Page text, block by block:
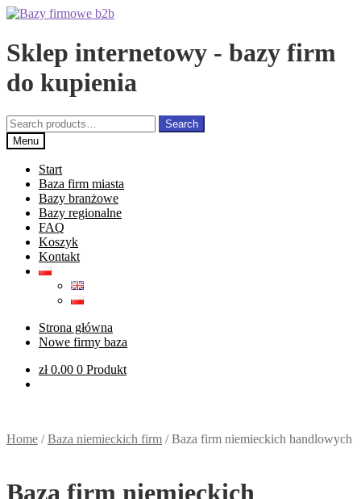
Przejdź
nawigacji
Przejdź
treści
Sklep internetowy - bazy firm
do kupienia
Search
for:
Search
Menu
Start
Baza firm miasta
Bazy branżowe
Bazy regionalne
FAQ
Koszyk
Kontakt
Strona główna
Nowe firmy baza
zł0.00 0 Produkt
Home /Baza niemieckich firm /Baza firm niemieckich handlowych
Baza firm niemieckich